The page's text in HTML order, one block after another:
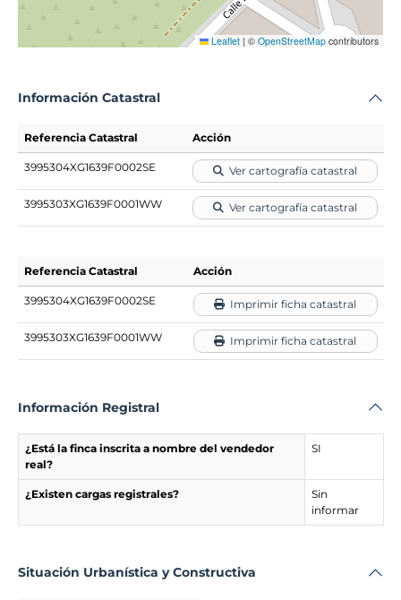
Leaflet | © OpenStreetMap contributors
Información Catastral
Referencia Catastral Acción
3995304XG1639F0002SE Ver cartografía catastral
3995303XG1639F0001WW Ver cartografía catastral
Referencia Catastral Acción
3995304XG1639F0002SE Imprimir ficha catastral
3995303XG1639F0001WW Imprimir ficha catastral
Información Registral
¿Está la finca inscrita a nombre del vendedor
real?
SI
¿Existen cargas registrales?
Sin
informar
Situación Urbanística y Constructiva